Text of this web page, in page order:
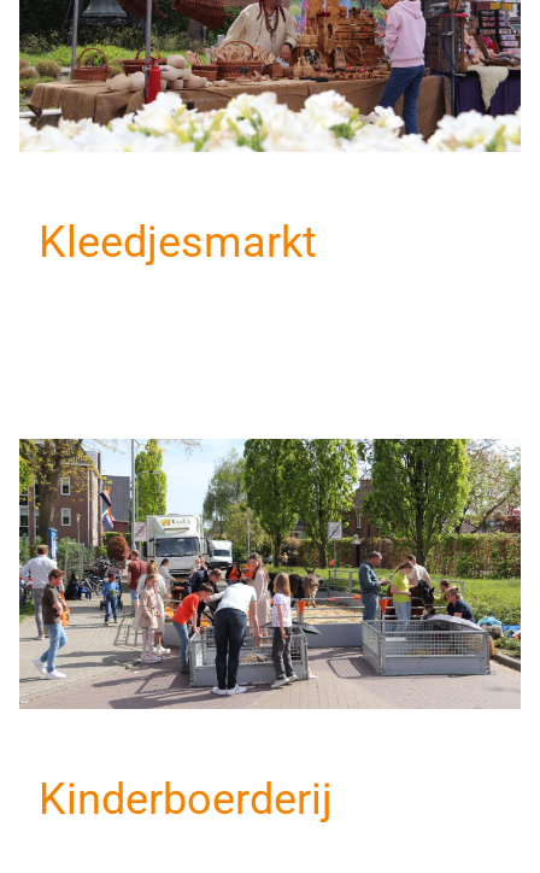
Kleedjesmarkt
Kinderboerderij